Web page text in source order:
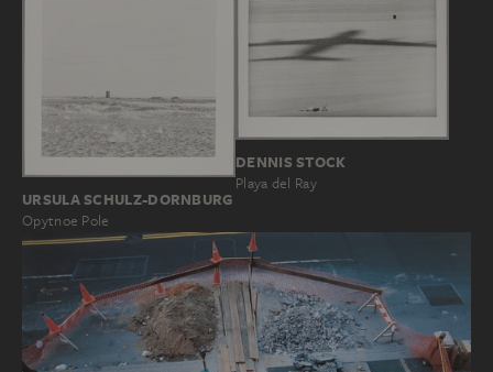
URSULA SCHULZ-DORNBURG
Opytnoe Pole
DENNIS STOCK
Playa del Ray